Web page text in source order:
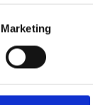
Marketing